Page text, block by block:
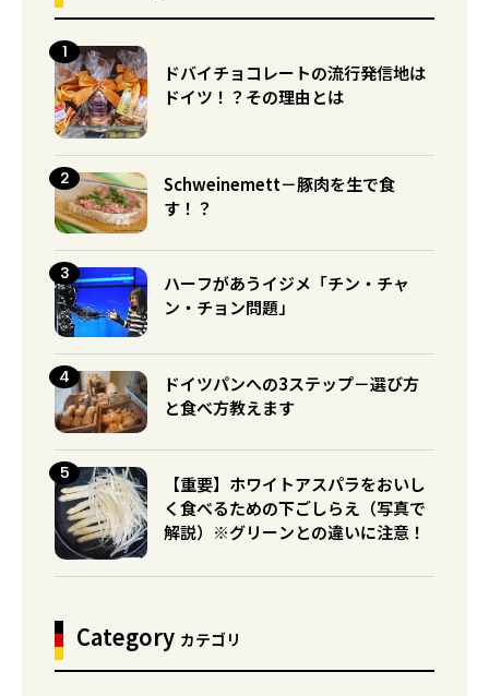
ドバイチョコレートの流行発信地は
ドイツ！？その理由とは
Schweinemett－豚肉を生で食
す！？
ハーフがあうイジメ「チン・チャ
ン・チョン問題」
ドイツパンへの3ステップ－選び方
と食べ方教えます
【重要】ホワイトアスパラをおいし
く食べるための下ごしらえ（写真で
解説）※グリーンとの違いに注意！
Category カテゴリ